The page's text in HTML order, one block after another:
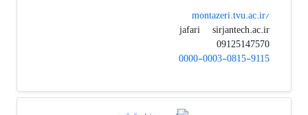
montazeri.tvu.ac.ir/
jafari
sirjantech.ac.ir
09125147570
0000-0003-0815-9115